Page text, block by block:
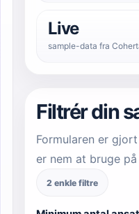
Live
sample-data fra
Filtrér din
Formularen er
er nem at bruge
2 enkle filtre